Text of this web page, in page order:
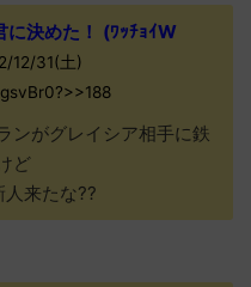
に決めた！ (ﾜｯﾁｮｲW
12/31(土)
ンがグレイシア相手に鉄
ど
来たな??